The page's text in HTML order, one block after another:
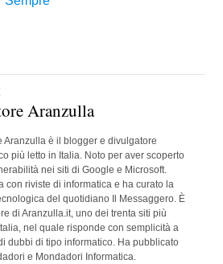
Aranzulla
Aranzulla è il blogger e divulgatore
più letto in Italia. Noto per aver scoperto
nei siti di Google e Microsoft.
con riviste di informatica e ha curato la
del quotidiano Il Messaggero. È
di Aranzulla.it, uno dei trenta siti più
nel quale risponde con semplicità a
dubbi di tipo informatico. Ha pubblicato
e Mondadori Informatica.